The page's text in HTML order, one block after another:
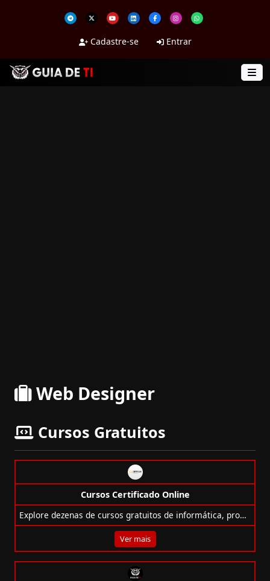
Cadastre-se Entrar
Web Designer
Cursos Gratuitos
Cursos Certificado Online
Explore dezenas de cursos gratuitos de informática, programação, design, redes e mais para turbinar sua carreira online!
Ver mais